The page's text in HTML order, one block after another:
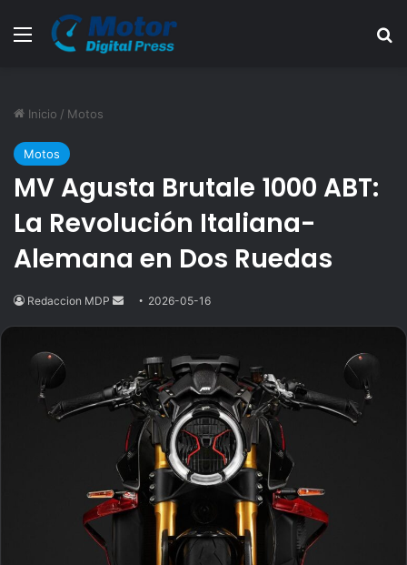
Menú
Inicio / Motos
Motos
MV Agusta Brutale 1000 ABT:
La Revolución Italiana-
Alemana en Dos Ruedas
Redaccion MDP
Send2026-05-16